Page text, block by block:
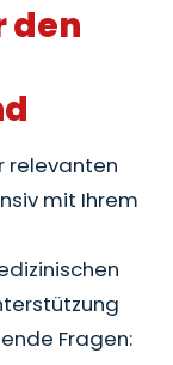
den
relevanten
mit Ihrem
Fragen: